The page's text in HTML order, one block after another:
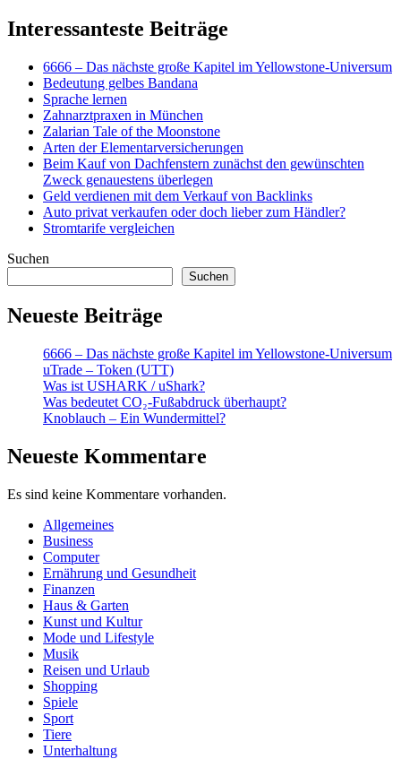
Interessanteste Beiträge
6666 – Das nächste große Kapitel im Yellowstone-Universum
Bedeutung gelbes Bandana
Sprache lernen
Zahnarztpraxen in München
Zalarian Tale of the Moonstone
Arten der Elementarversicherungen
Beim Kauf von Dachfenstern zunächst den gewünschten
Zweck genauestens überlegen
Geld verdienen mit dem Verkauf von Backlinks
Auto privat verkaufen oder doch lieber zum Händler?
Stromtarife vergleichen
Suchen
Suchen
Neueste Beiträge
6666 – Das nächste große Kapitel im Yellowstone-Universum
uTrade – Token (UTT)
Was ist USHARK / uShark?
Was bedeutet CO₂-Fußabdruck überhaupt?
Knoblauch – Ein Wundermittel?
Neueste Kommentare
Es sind keine Kommentare vorhanden.
Allgemeines
Business
Computer
Ernährung und Gesundheit
Finanzen
Haus & Garten
Kunst und Kultur
Mode und Lifestyle
Musik
Reisen und Urlaub
Shopping
Spiele
Sport
Tiere
Unterhaltung